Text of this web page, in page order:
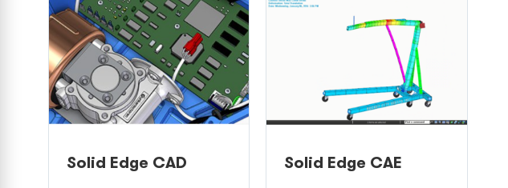
Solid Edge CAD Solid Edge CAE